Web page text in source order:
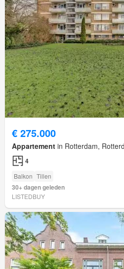
€ 275.000
Appartement in Rotterdam,
4
Balkon Tillen
30+ dagen geleden
LISTEDBUY